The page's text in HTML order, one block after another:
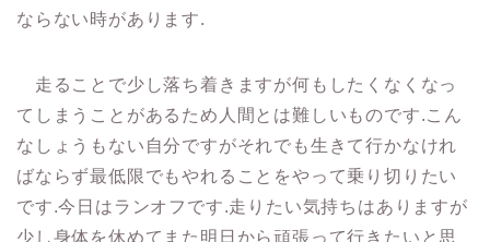
ならない時があります.
走ることで少し落ち着きますが何もしたくなくなっ
てしまうことがあるため人間とは難しいものです.こん
なしょうもない自分ですがそれでも生きて行かなけれ
ばならず最低限でもやれることをやって乗り切りたい
です.今日はランオフです.走りたい気持ちはありますが
少し身体を休めてまた明日から頑張って行きたいと思